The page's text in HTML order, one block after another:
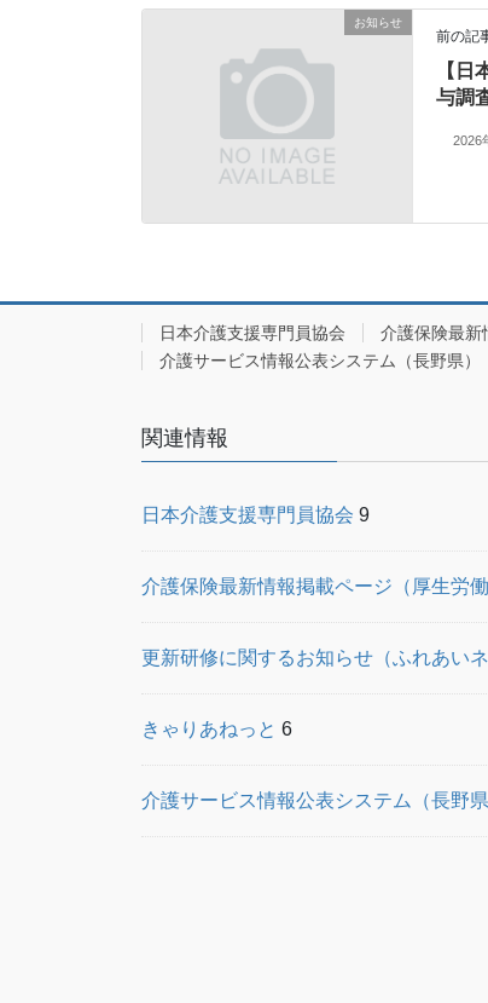
お知らせ
前の記
【
与調
2026
日本介護支援専門員協会 介護保険最新
介護サービス情報公表システム（長野県）
関連情報
日本介護支援専門員協会 9
介護保険最新情報掲載ページ（厚生労働
更新研修に関するお知らせ（ふれあいネ
きゃりあねっと 6
介護サービス情報公表システム（長野県